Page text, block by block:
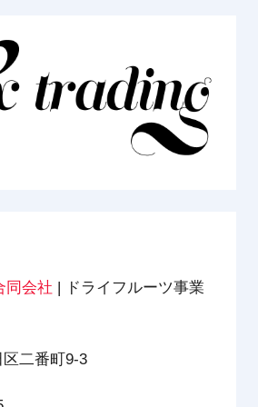
同会社 | ドライフルーツ事業
二番町9-3